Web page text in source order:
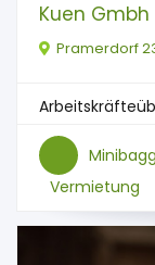
Kuen Gmbh
Pramerdorf
Vermietung